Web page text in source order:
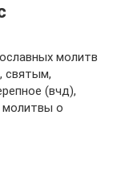
молитв
святым,
(вчд),
молитвы о